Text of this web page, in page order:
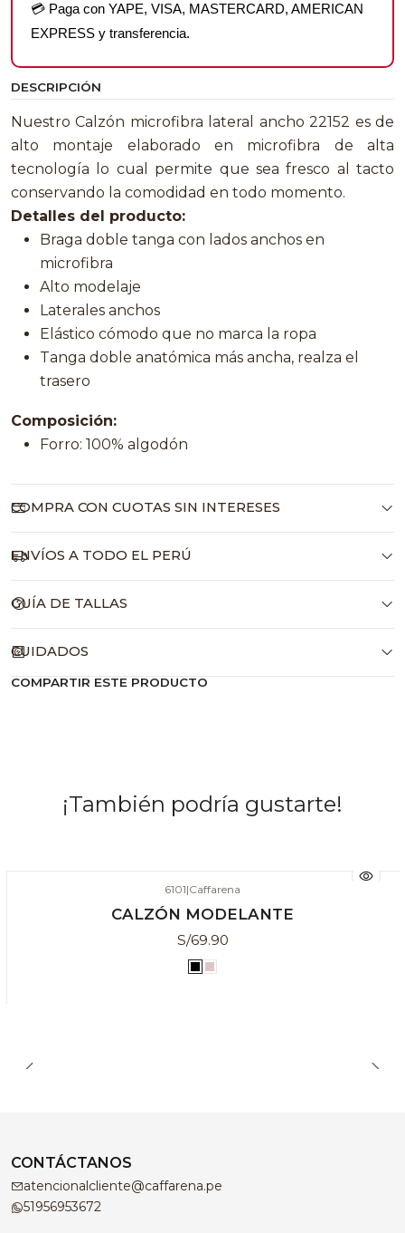
💳 Paga con YAPE, VISA, MASTERCARD, AMERICAN
EXPRESS y transferencia.
DESCRIPCIÓN
Nuestro Calzón microfibra lateral ancho 22152 es de
alto montaje elaborado en microfibra de alta
tecnología lo cual permite que sea fresco al tacto
conservando la comodidad en todo momento.
Detalles del producto:
Braga doble tanga con lados anchos en
microfibra
Alto modelaje
Laterales anchos
Elástico cómodo que no marca la ropa
Tanga doble anatómica más ancha, realza el
trasero
Composición:
Forro: 100% algodón
COMPRA CON CUOTAS SIN INTERESES
ENVÍOS A TODO EL PERÚ
GUÍA DE TALLAS
CUIDADOS
COMPARTIR ESTE PRODUCTO
¡También podría gustarte!
6101|Caffarena
CALZÓN MODELANTE
S/69.90
CONTÁCTANOS
atencionalcliente@caffarena.pe
51956953672